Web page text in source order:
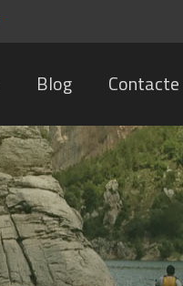
Blog Contacte